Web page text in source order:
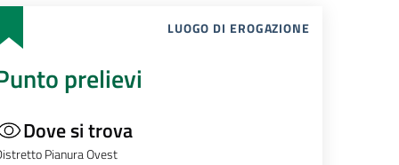
LUOGO DI EROGAZIONE
prelievi
Dove si trova
Pianura Ovest